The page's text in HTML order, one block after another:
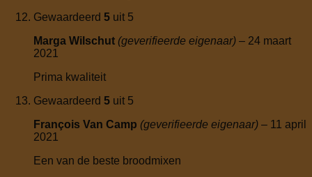
Gewaardeerd 5 uit 5
Marga Wilschut (geverifieerde eigenaar) – 24 maart
2021
Prima kwaliteit
Gewaardeerd 5 uit 5
François Van Camp (geverifieerde eigenaar) – 11 april
2021
Een van de beste broodmixen